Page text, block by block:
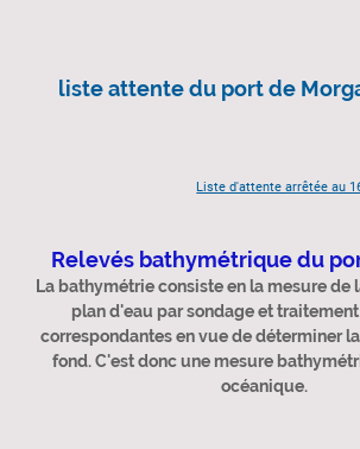
liste attente du port de
Liste d'attente arrêtée au
Relevés bathymétrique du
La bathymétrie consiste en la mesure de
plan d'eau par sondage et
correspondantes en vue de déterminer
fond. C'est donc une mesure
océanique.